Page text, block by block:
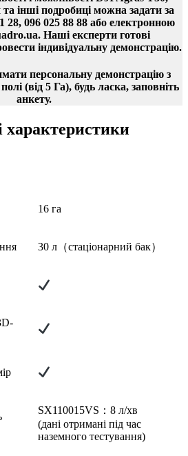
інші подробиці можна задати за
28, 096 025 88 88 або електронною
Наші експерти готові
індивідуальну демонстрацію.
персональну демонстрацію з
(від 5 Га), будь ласка, заповніть
анкету.
характеристики
16 га
30 л（стаціонарний бак）
SX110015VS：8 л/хв
(дані отримані під час
наземного тестування)